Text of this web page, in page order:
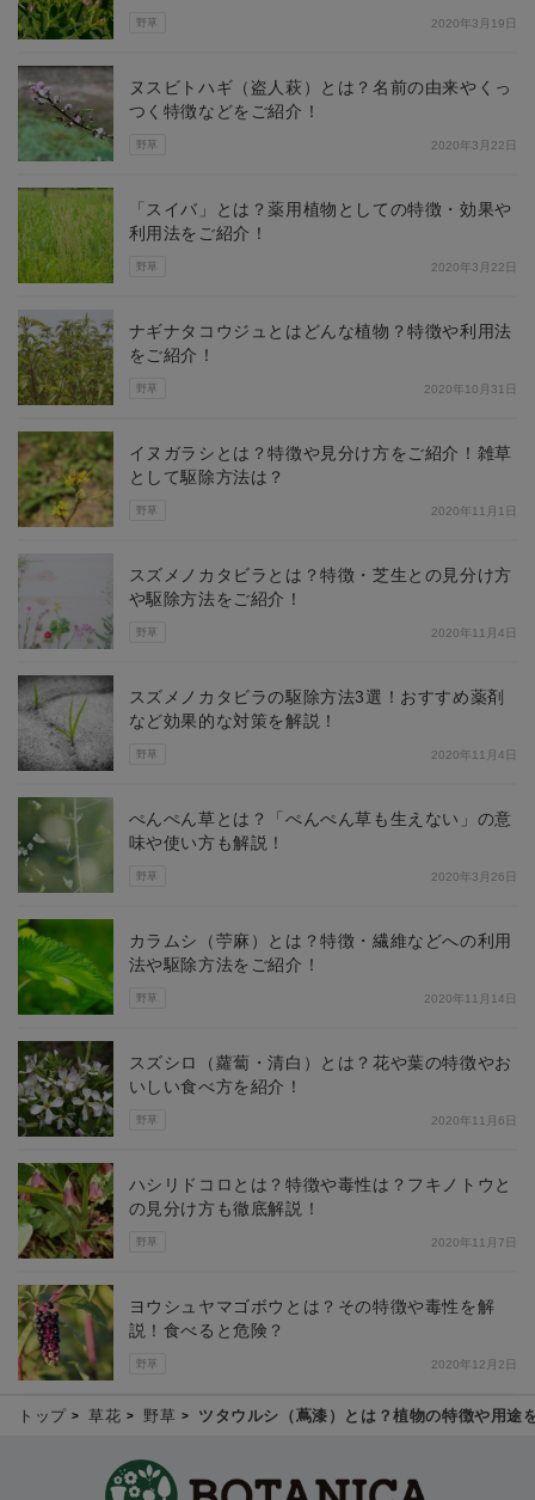
野草 2020年3月19日
野草
ヌスビトハギ（盗人萩）とは？名前の由来やくっ
つく特徴などをご紹介！
2020年3月22日
野草
「スイバ」とは？薬用植物としての特徴・効果や
利用法をご紹介！
2020年3月22日
野草
ナギナタコウジュとはどんな植物？特徴や利用法
をご紹介！
2020年10月31日
野草
イヌガラシとは？特徴や見分け方をご紹介！雑草
として駆除方法は？
2020年11月1日
野草
スズメノカタビラとは？特徴・芝生との見分け方
や駆除方法をご紹介！
2020年11月4日
野草
スズメノカタビラの駆除方法3選！おすすめ薬剤
など効果的な対策を解説！
2020年11月4日
野草
ぺんぺん草とは？「ぺんぺん草も生えない」の意
味や使い方も解説！
2020年3月26日
野草
カラムシ（苧麻）とは？特徴・繊維などへの利用
法や駆除方法をご紹介！
2020年11月14日
野草
スズシロ（蘿蔔・清白）とは？花や葉の特徴やお
いしい食べ方を紹介！
2020年11月6日
野草
ハシリドコロとは？特徴や毒性は？フキノトウと
の見分け方も徹底解説！
2020年11月7日
野草
ヨウシュヤマゴボウとは？その特徴や毒性を解
説！食べると危険？
2020年12月2日
トップ 草花 野草 ツタウルシ（蔦漆）とは？植物の特徴や用途